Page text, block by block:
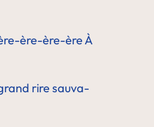
ère-ère-èreÀ
rire sauva-